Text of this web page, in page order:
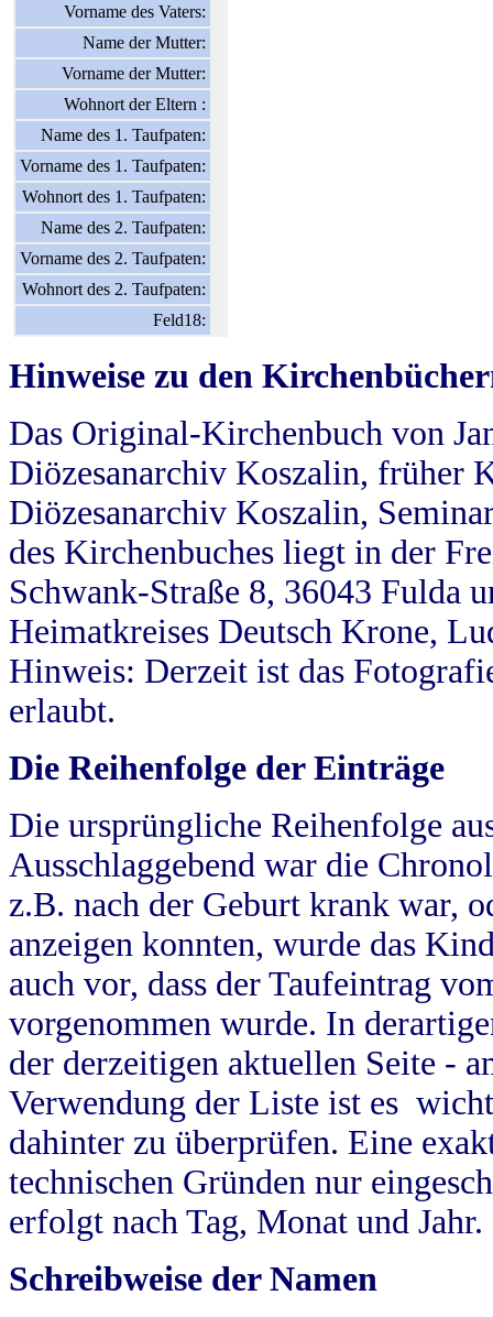
Vorname des Vaters:
Name der Mutter:
Vorname der Mutter:
Wohnort der Eltern :
Name des 1. Taufpaten:
Vorname des 1. Taufpaten:
Wohnort des 1. Taufpaten:
Name des 2. Taufpaten:
Vorname des 2. Taufpaten:
Wohnort des 2. Taufpaten:
Feld18:
Hinweise zu den
Das Original-Kirchenbuch von
Diözesanarchiv Koszalin, früher
Diözesanarchiv Koszalin,
des Kirchenbuches liegt in der
Schwank-Straße 8, 36043 Fulda
Heimatkreises Deutsch Krone,
Hinweis: Derzeit ist das
erlaubt.
Die Reihenfolge der Einträge
Die ursprüngliche Reihenfolge
Ausschlaggebend war die
z.B. nach der Geburt krank war,
anzeigen konnten, wurde das
auch vor, dass der Taufeintrag
vorgenommen wurde. In
der derzeitigen aktuellen Seite -
Verwendung der Liste ist es
dahinter zu überprüfen. Eine
technischen Gründen nur
erfolgt nach Tag, Monat und Jahr.
Schreibweise der Namen